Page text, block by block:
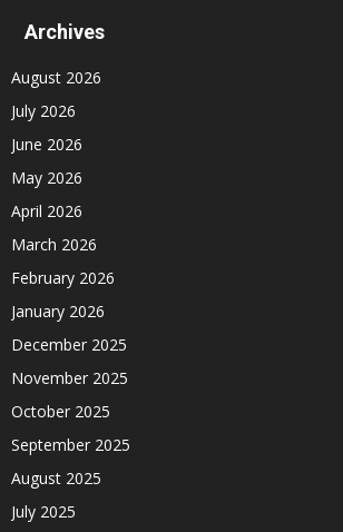
Archives
August 2026
July 2026
June 2026
May 2026
April 2026
March 2026
February 2026
January 2026
December 2025
November 2025
October 2025
September 2025
August 2025
July 2025